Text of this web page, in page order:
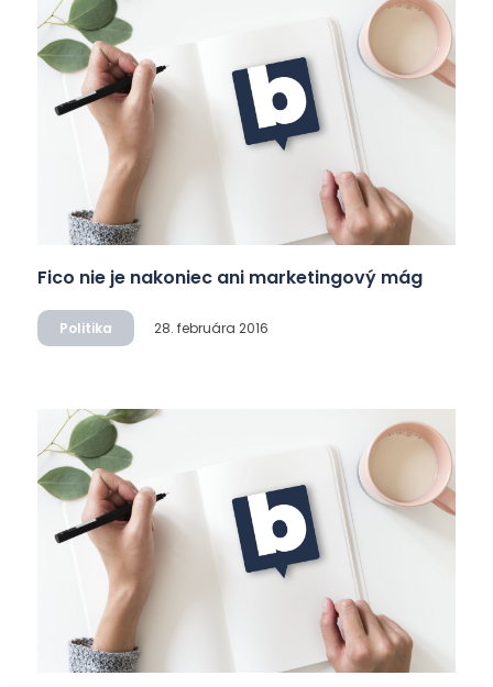
Fico nie je nakoniec ani marketingový mág
Politika 28. februára 2016